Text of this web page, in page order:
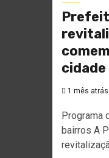
cidade
1 mês atrás
Programa
bairros A